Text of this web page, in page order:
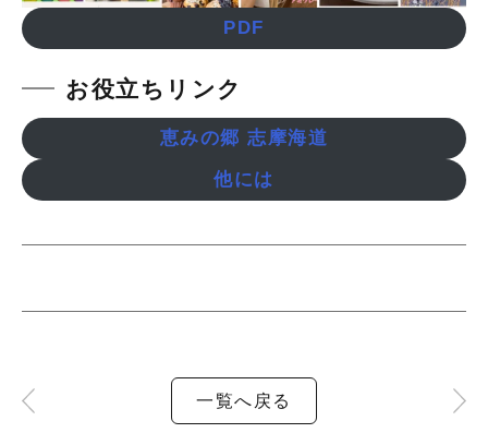
PDF
お役立ちリンク
恵みの郷 志摩海道
他には
一覧へ戻る